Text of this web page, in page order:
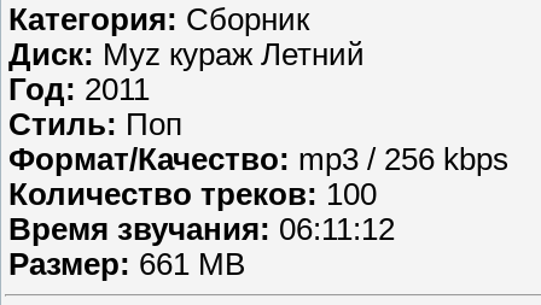
Категория: Сборник
Диск: Муz кураж Летний
Год: 2011
Стиль: Поп
Формат/Качество: mp3 / 256 kbps
Количество треков: 100
Время звучания: 06:11:12
Размер: 661 MB